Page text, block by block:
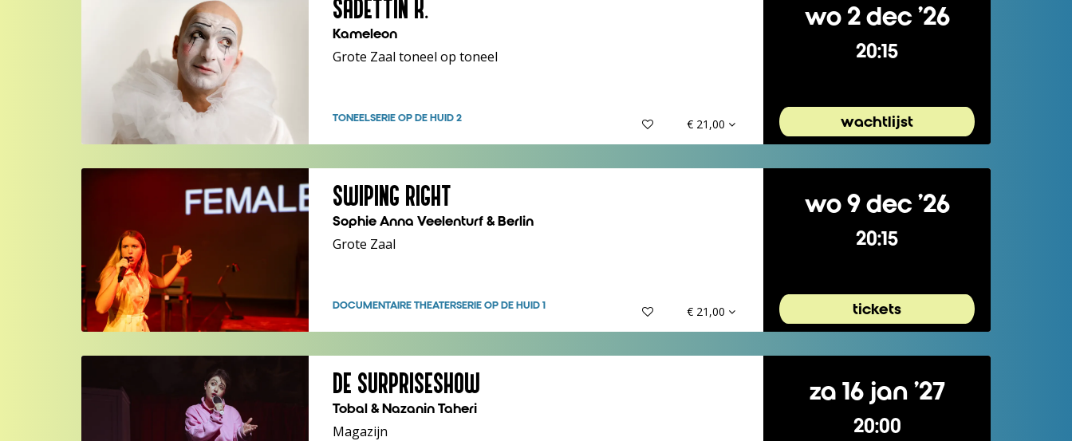
SADETTIN K.
Kameleon
Grote Zaal toneel op toneel
TONEELSERIE OP DE HUID 2 € 21,00
wo 2 dec ’26
20:15
wachtlijst
SWIPING RIGHT
Sophie Anna Veelenturf & Berlin
Grote Zaal
DOCUMENTAIRE THEATERSERIE OP DE HUID 1 € 21,00
wo 9 dec ’26
20:15
tickets
DE SURPRISESHOW
Tobal & Nazanin Taheri
Magazijn
za 16 jan ’27
20:00